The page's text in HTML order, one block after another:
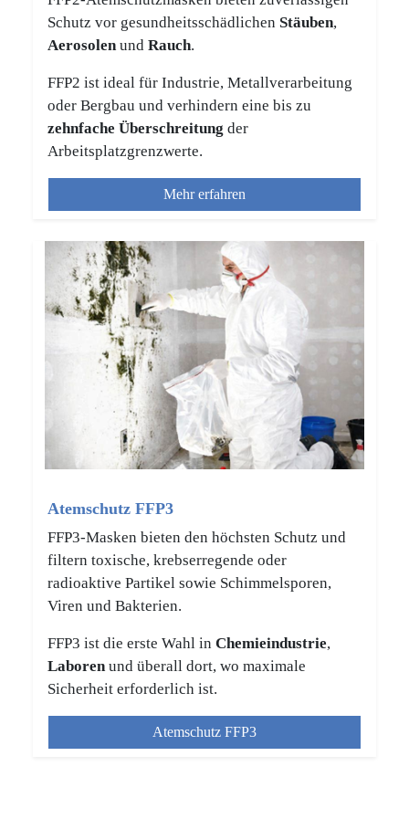
Schutz vor gesundheitsschädlichen Stäuben,
Aerosolenund Rauch.
FFP2 ist ideal für Industrie, Metallverarbeitung
oder Bergbau und verhindern eine bis zu
zehnfache Überschreitung der
Arbeitsplatzgrenzwerte.
Mehr erfahren
Atemschutz FFP3
FFP3-Masken bieten den höchsten Schutz und
filtern toxische, krebserregende oder
radioaktive Partikel sowie Schimmelsporen,
Viren und Bakterien.
FFP3 ist die erste Wahl in Chemieindustrie,
Laborenund überall dort, wo maximale
Sicherheit erforderlich ist.
Atemschutz FFP3